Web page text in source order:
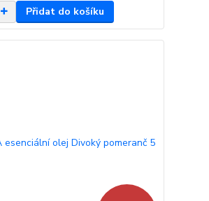
Přidat do košíku